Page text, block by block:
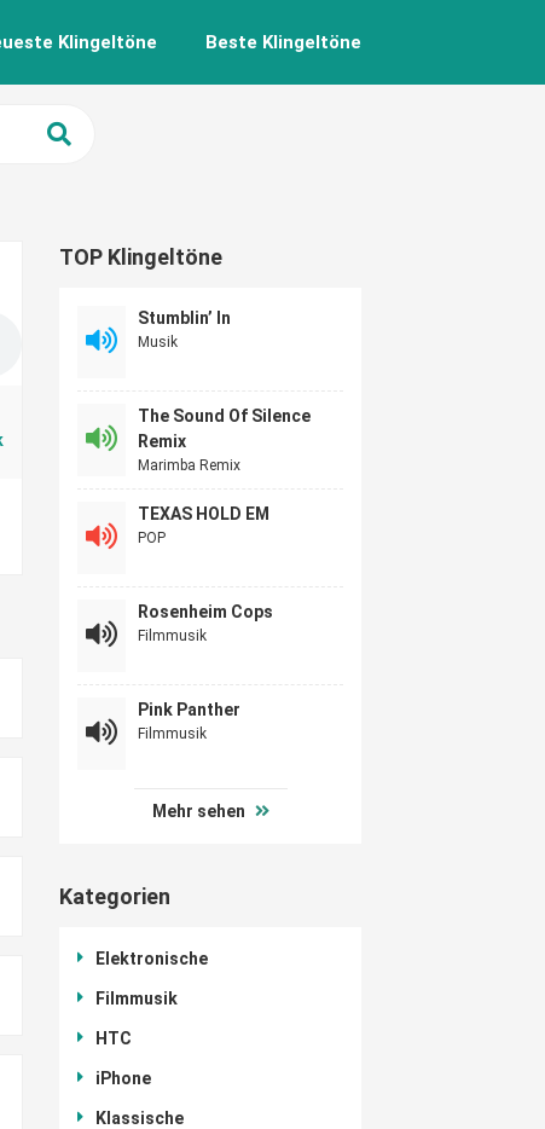
Klingeltöne Beste Klingeltöne
TOP Klingeltöne
Stumblin’ In
Musik
The Sound Of Silence
Remix
Marimba Remix
TEXAS HOLD EM
POP
Rosenheim Cops
Filmmusik
Pink Panther
Filmmusik
Mehr sehen
Kategorien
Elektronische
Filmmusik
HTC
iPhone
Klassische